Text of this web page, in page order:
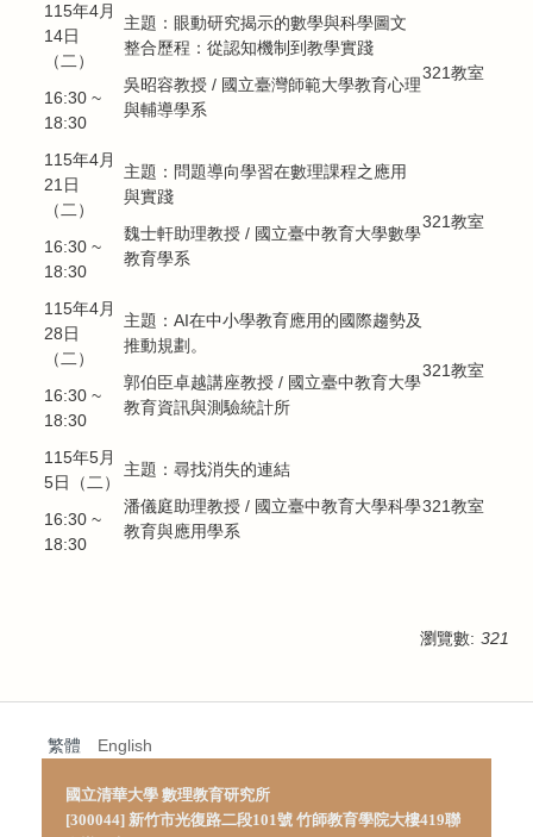
115年4月
14日
（二）
16:30 ~
18:30
主題： 眼動研究揭示的數學與科學圖文
整合歷程：從認知機制到教學實踐
吳昭容教授 / 國立臺灣師範大學教育心理
與輔導學系
321教室
115年4月
21日
（二）
16:30 ~
18:30
主題： 問題導向學習在數理課程之應用
與實踐
魏士軒助理教授 / 國立臺中教育大學數學
教育學系
321教室
115年4月
28日
（二）
16:30 ~
18:30
主題： AI在中小學教育應用的國際趨勢及
推動規劃。
郭伯臣卓越講座教授 / 國立臺中教育大學
教育資訊與測驗統計所
321教室
115年5月
5日（二）
16:30 ~
18:30
主題： 尋找消失的連結
潘儀庭助理教授 / 國立臺中教育大學科學
教育與應用學系
321教室
瀏覽數: 321
繁體 English
國立清華大學 數理教育研究所
[300044] 新竹市光復路二段101號 竹師教育學院大樓419聯